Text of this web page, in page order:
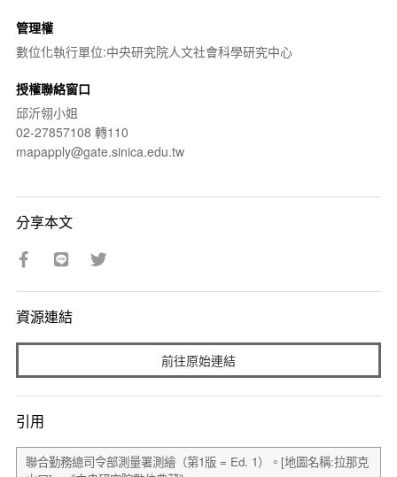
管理權
數位化執行單位:中央研究院人文社會科學研究中心
授權聯絡窗口
邱沂翎小姐
02-27857108 轉110
mapapply@gate.sinica.edu.tw
分享本文
資源連結
前往原始連結
引用